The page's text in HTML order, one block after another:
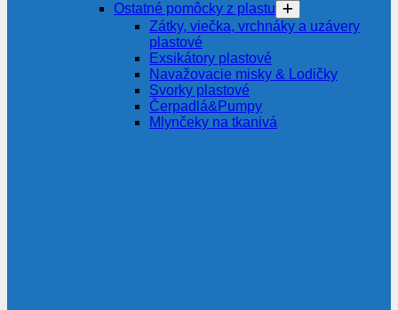
Ostatné pomôcky z plastu
Zátky, viečka, vrchnáky a uzávery
plastové
Exsikátory plastové
Navažovacie misky & Lodičky
Svorky plastové
Čerpadlá&Pumpy
Mlynčeky na tkanivá